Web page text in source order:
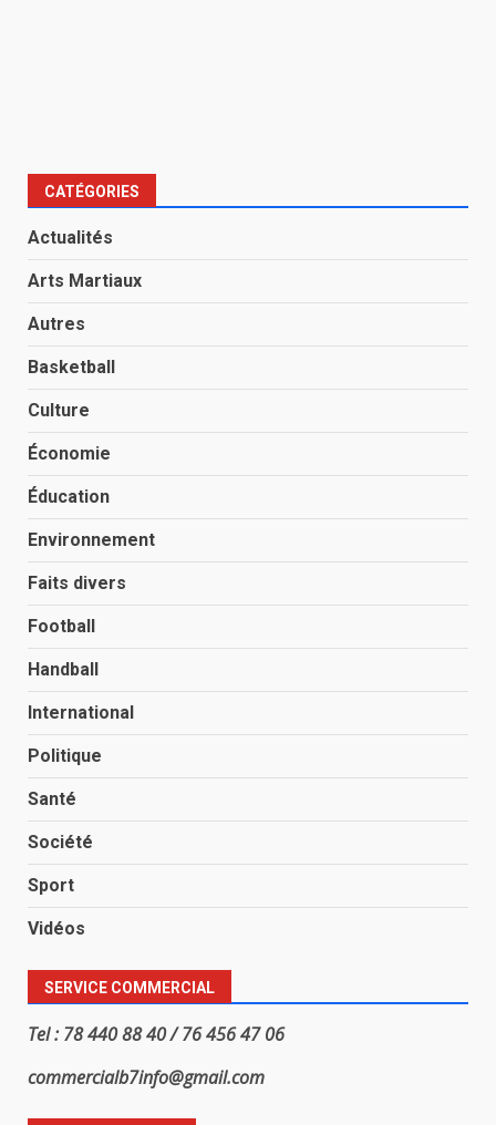
CATÉGORIES
Actualités
Arts Martiaux
Autres
Basketball
Culture
Économie
Éducation
Environnement
Faits divers
Football
Handball
International
Politique
Santé
Société
Sport
Vidéos
SERVICE COMMERCIAL
Tel : 78 440 88 40 / 76 456 47 06
commercialb7info@gmail.com